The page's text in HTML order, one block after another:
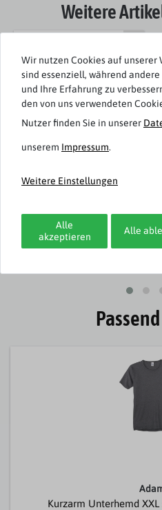
Weitere
3er-Pack Boxershorts
32,95 € *
Kurzarm Unterhemd
Wir nutzen Cookies auf unserer
sind essenziell, während
und Ihre Erfahrung zu
den von uns verwendeten
Nutzer finden Sie in unserer
unserem Impressum.
Weitere Einstellungen
Alle
akzeptieren
Alle